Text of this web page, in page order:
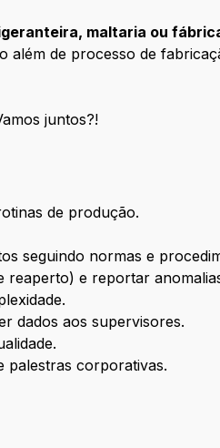
maltaria ou
de processo de
juntos?!
de produção.
seguindo normas e
reaperto) e reportar
dados aos supervisores.
palestras corporativas.